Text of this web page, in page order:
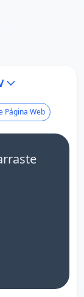
Página Web